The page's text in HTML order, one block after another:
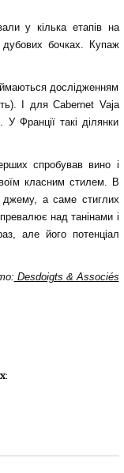
у кілька етапів на
дубових бочках. Купаж
дослідженням
І для Cabernet Vaja
Франції такі ділянки
спробував вино і
класним стилем. В
джему, а саме стиглих
над танінами і
але його потенціал
Desdoigts & Associés
: